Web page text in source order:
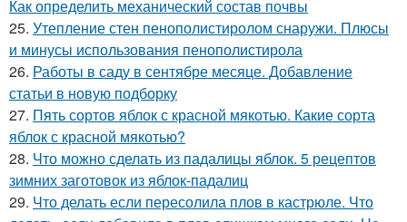
Как определить механический состав почвы
25. Утепление стен пенополистиролом снаружи. Плюсы
и минусы использования пенополистирола
26. Работы в саду в сентябре месяце. Добавление
статьи в новую подборку
27. Пять сортов яблок с красной мякотью. Какие сорта
яблок с красной мякотью?
28. Что можно сделать из падалицы яблок. 5 рецептов
зимних заготовок из яблок-падалиц
29. Что делать если пересолила плов в кастрюле. Что